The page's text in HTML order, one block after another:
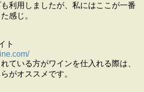
利用しましたが、私にはここが一番
感じ。
ト
ている方がワインを仕入れる際は、
がオススメです。